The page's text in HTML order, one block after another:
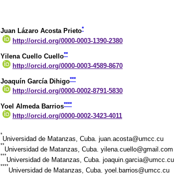
Juan Lázaro Acosta Prieto*
http://orcid.org/0000-0003-1390-2380
Yilena Cuello Cuello**
http://orcid.org/0000-0003-4589-8670
Joaquín García Dihigo***
http://orcid.org/0000-0002-8791-5830
Yoel Almeda Barrios****
http://orcid.org/0000-0002-3423-4011
*
Universidad de Matanzas, Cuba. juan.acosta@umcc.cu
**
Universidad de Matanzas, Cuba. yilena.cuello@gmail.com
***
Universidad de Matanzas, Cuba. joaquin.garcia@umcc.cu
****
Universidad de Matanzas, Cuba. yoel.barrios@umcc.cu